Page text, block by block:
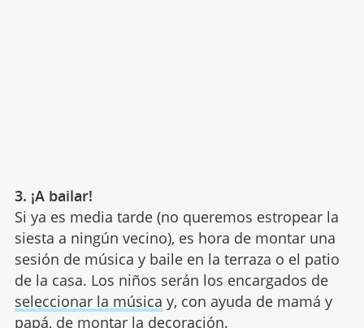
3. ¡A bailar!
Si ya es media tarde (no queremos estropear la
siesta a ningún vecino), es hora de montar una
sesión de música y baile en la terraza o el patio
de la casa. Los niños serán los encargados de
seleccionar la música y, con ayuda de mamá y
papá, de montar la decoración.